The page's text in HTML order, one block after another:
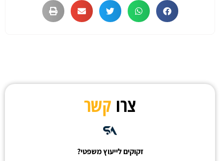
צרו קשר
זקוקים לייעוץ משפטי?